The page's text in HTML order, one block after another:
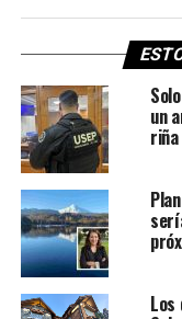
un
Los